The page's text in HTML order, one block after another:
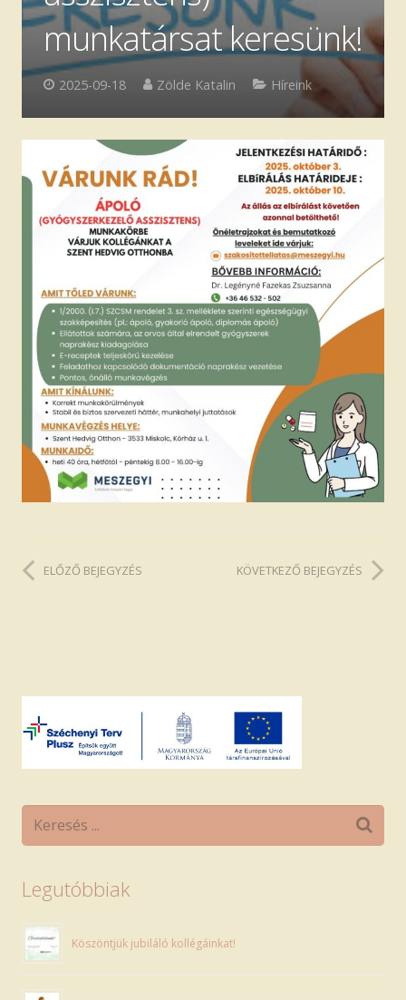
Szakmai anyagok
Ingyenes jogi tanácsadás
munkatársat keresünk!
2025-09-18 Zölde Katalin Híreink
ELŐZŐ BEJEGYZÉS KÖVETKEZŐ BEJEGYZÉS
Legutóbbiak
Köszöntjük jubiláló kollégáinkat!